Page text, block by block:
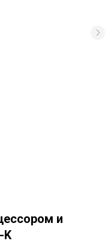
и
K